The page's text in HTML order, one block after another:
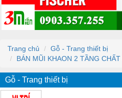
Trang chủ
Gỗ - Trang thiết bị
BÁN MŨI KHAON 2 TẦNG
Gỗ - Trang thiết bị